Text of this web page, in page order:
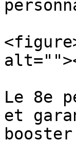
Le 8e
et